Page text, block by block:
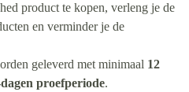
product te kopen, verleng je de
en verminder je de
geleverd met minimaal 12
proefperiode.